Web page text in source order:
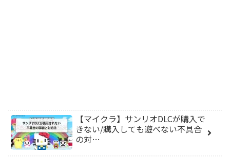
【マイクラ】サンリオDLCが購入で
きない/購入しても遊べない不具合
の対…